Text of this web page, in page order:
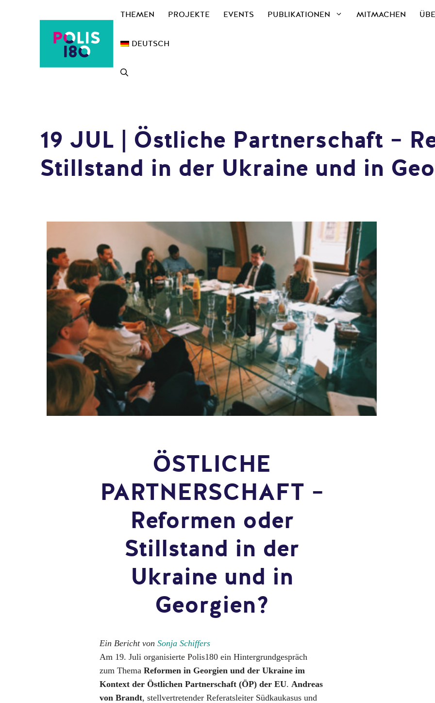
THEMEN PROJEKTE EVENTS PUBLIKATIONEN MITMACHEN
DEUTSCH
19 JUL | Östliche Partnerschaft –
Stillstand in der Ukraine und in
ÖSTLICHE
PARTNERSCHAFT –
Reformen oder
Stillstand in der
Ukraine und in
Georgien?
Ein Bericht von Sonja Schiffers
Am 19. Juli organisierte Polis180 ein Hintergrundgespräch
zum Thema Reformen in Georgien und der Ukraine im
Kontext der Östlichen Partnerschaft (ÖP) der EU. Andreas
von Brandt, stellvertretender Referatsleiter Südkaukasus und